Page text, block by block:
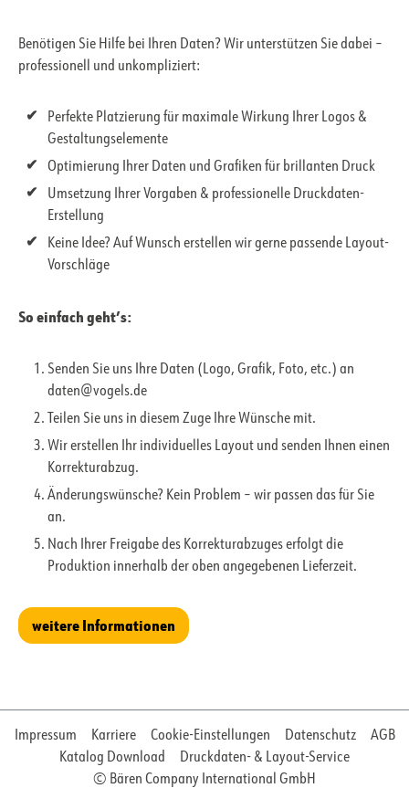
Benötigen Sie Hilfe bei Ihren Daten? Wir unterstützen Sie dabei –
professionell und unkompliziert:
Perfekte Platzierung für maximale Wirkung Ihrer Logos &
Gestaltungselemente
Optimierung Ihrer Daten und Grafiken für brillanten Druck
Umsetzung Ihrer Vorgaben & professionelle Druckdaten-
Erstellung
Keine Idee? Auf Wunsch erstellen wir gerne passende Layout-
Vorschläge
So einfach geht’s:
Senden Sie uns Ihre Daten (Logo, Grafik, Foto, etc.) an
daten@vogels.de
Teilen Sie uns in diesem Zuge Ihre Wünsche mit.
Wir erstellen Ihr individuelles Layout und senden Ihnen einen
Korrekturabzug.
Änderungswünsche? Kein Problem – wir passen das für Sie
an.
Nach Ihrer Freigabe des Korrekturabzuges erfolgt die
Produktion innerhalb der oben angegebenen Lieferzeit.
weitere Informationen
Impressum Karriere Cookie-Einstellungen Datenschutz
AGB
Katalog Download
Druckdaten- & Layout-Service
© Bären Company International GmbH